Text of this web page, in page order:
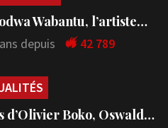
Wabantu, l’artiste…
depuis 42 789
d’Olivier Boko, Oswald…